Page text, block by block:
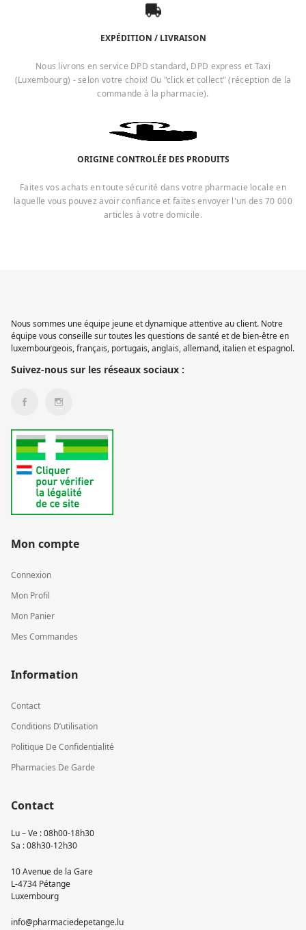
EXPÉDITION / LIVRAISON
Nous livrons en service DPD standard, DPD express et Taxi
(Luxembourg) - selon votre choix! Ou "click et collect" (réception de la
commande à la pharmacie).
ORIGINE CONTROLÉE DES PRODUITS
Faites vos achats en toute sécurité dans votre pharmacie locale en
laquelle vous pouvez avoir confiance et faites envoyer l'un des 70 000
articles à votre domicile.
Nous sommes une équipe jeune et dynamique attentive au client. Notre
équipe vous conseille sur toutes les questions de santé et de bien-être en
luxembourgeois, français, portugais, anglais, allemand, italien et espagnol.
Suivez-nous sur les réseaux sociaux :
Mon compte
Connexion
Mon Profil
Mon Panier
Mes Commandes
Information
Contact
Conditions D’utilisation
Politique De Confidentialité
Pharmacies De Garde
Contact
Lu – Ve : 08h00-18h30
Sa : 08h30-12h30
10 Avenue de la Gare
L-4734 Pétange
Luxembourg
info@pharmaciedepetange.lu